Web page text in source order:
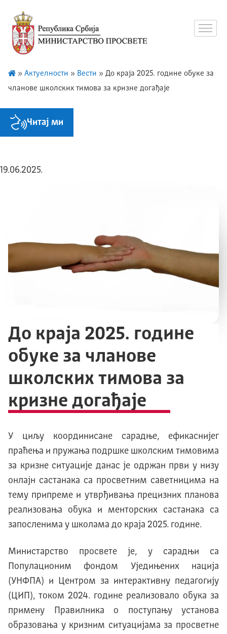
» Актуелности » Вести » До краја 2025. године обуке за
чланове школских тимова за кризне догађаје
Читај ми
19.06.2025.
До краја 2025. године
обуке за чланове
школских тимова за
кризне догађаје
У циљу координисане сарадње, ефикаснијег
праћења и пружања подршке школским тимовима
за кризне ситуације данас је одржан први у низу
онлајн састанака са просветним саветницима на
тему припреме и утврђивања прецизних планова
реализовања обука и менторских састанака са
запосленима у школама до краја 2025. године.
Министарство просвете је, у сарадњи са
Популационим фондом Уједињених нација
(УНФПА) и Центром за интерактивну педагогију
(ЦИП), током 2024. године реализовало обука за
примену Правилника о поступању установа
образовања у кризним ситуацијама за просветне